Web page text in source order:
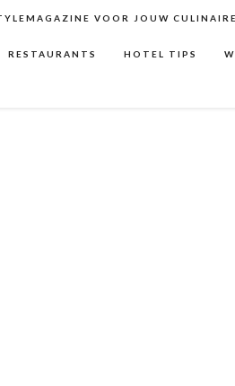
VOOR JOUW
RESTAURANTS HOTEL TIPS